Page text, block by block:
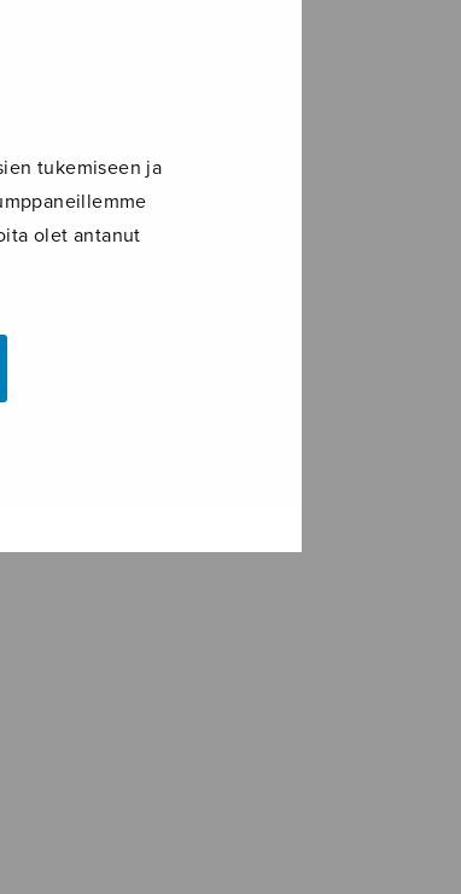
tukemiseen ja
olet antanut